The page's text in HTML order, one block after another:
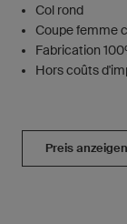
Col rond
Coupe femme
Fabrication
Hors coûts
Preis anzeigen